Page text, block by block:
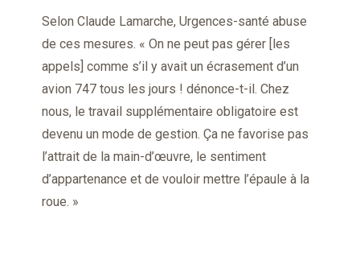
Selon Claude Lamarche, Urgences-santé abuse
de ces mesures. « On ne peut pas gérer [les
appels] comme s’il y avait un écrasement d’un
avion 747 tous les jours ! dénonce-t-il. Chez
nous, le travail supplémentaire obligatoire est
devenu un mode de gestion. Ça ne favorise pas
l’attrait de la main-d’œuvre, le sentiment
d’appartenance et de vouloir mettre l’épaule à la
roue. »